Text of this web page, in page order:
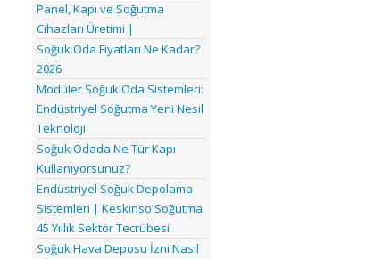
Panel, Kapı ve Soğutma
Cihazları Üretimi |
Soğuk Oda Fiyatları Ne Kadar?
2026
Modüler Soğuk Oda Sistemleri:
Endüstriyel Soğutma Yeni Nesil
Teknoloji
Soğuk Odada Ne Tür Kapı
Kullanıyorsunuz?
Endüstriyel Soğuk Depolama
Sistemleri | Keskinso Soğutma
45 Yıllık Sektör Tecrübesi
Soğuk Hava Deposu İzni Nasıl